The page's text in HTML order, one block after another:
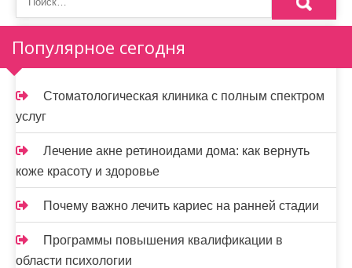
Популярное сегодня
Стоматологическая клиника с полным спектром
услуг
Лечение акне ретиноидами дома: как вернуть
коже красоту и здоровье
Почему важно лечить кариес на ранней стадии
Программы повышения квалификации в
области психологии